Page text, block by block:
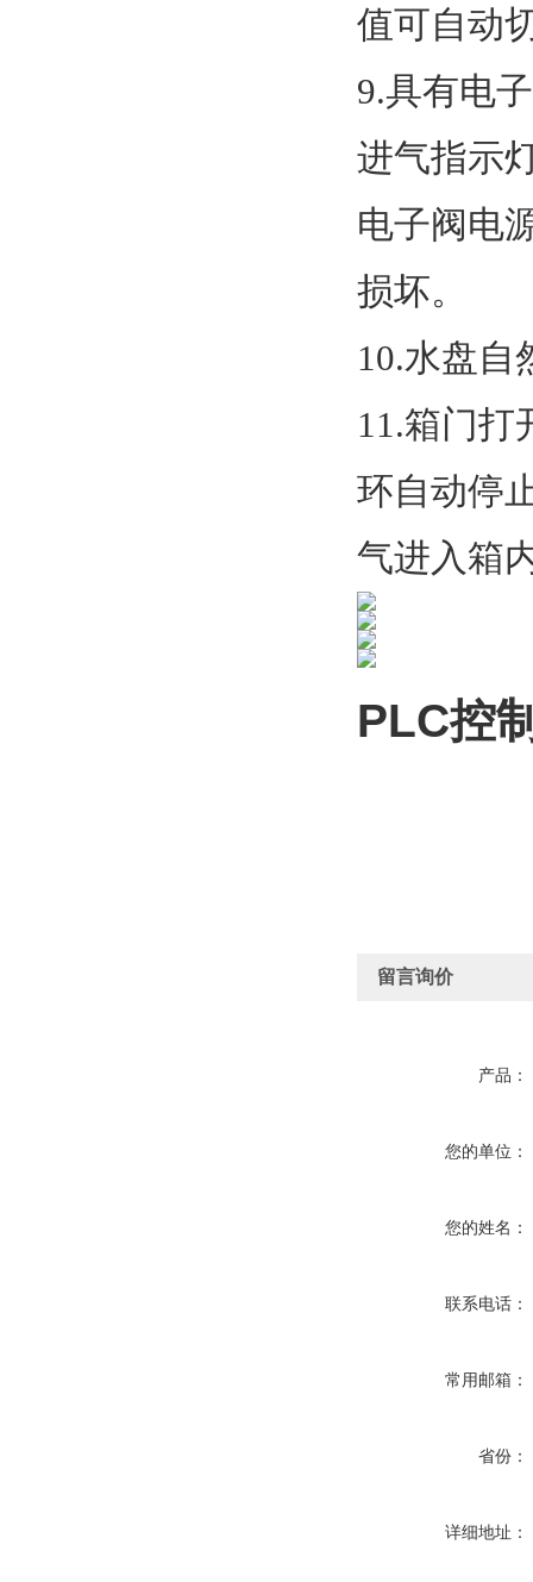
值可自动
9.具有电
进气指示
电子阀电
损坏。
10.水盘自
11.箱门打
环自动停
气进入箱
PLC控
留言询价
产品：
您的单位：
您的姓名：
联系电话：
常用邮箱：
省份：
详细地址：